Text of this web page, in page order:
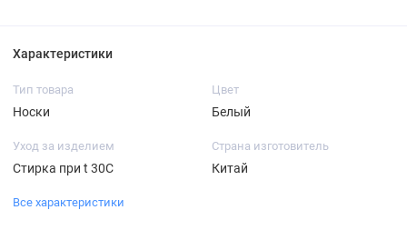
Характеристики
Тип товара
Носки
Цвет
Белый
Уход за изделием
Стирка при t 30С
Страна изготовитель
Китай
Все характеристики